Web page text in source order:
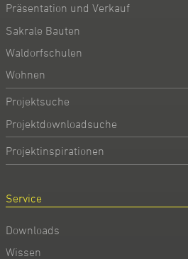
Präsentation und Verkauf
Sakrale Bauten
Waldorfschulen
Wohnen
Projektsuche
Projektdownloadsuche
Projektinspirationen
Service
Downloads
Wissen